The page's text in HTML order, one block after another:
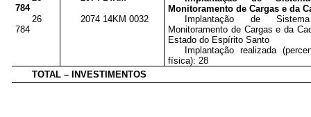
784
Monitoramento de Cargas e da
26
784
2074 14KM 0032
Implantação de
Monitoramento de Cargas e da
Estado do Espírito Santo
Implantação realizada
física): 28
TOTAL – INVESTIMENTOS